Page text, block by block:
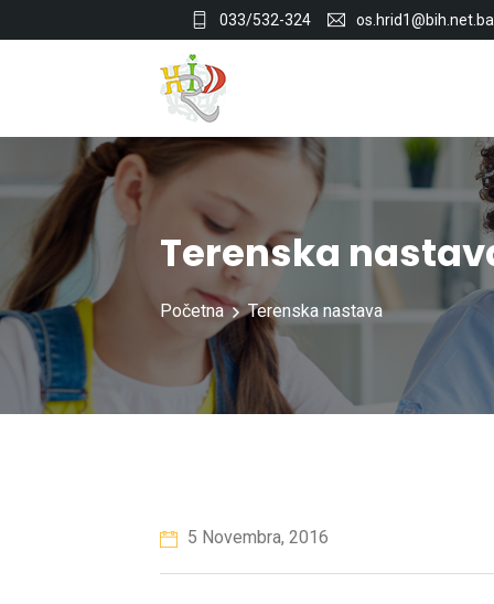
033/532-324 os.hrid1@bih.net.ba
Terenska
Početna Terenska nastava
5 Novembra, 2016